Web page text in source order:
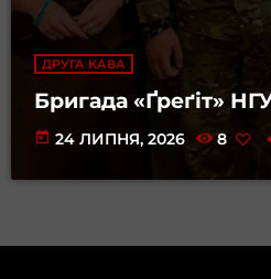
ДРУГА КАВА
Бригада «Ґреґіт»
today 24 ЛИПНЯ, 2026 8